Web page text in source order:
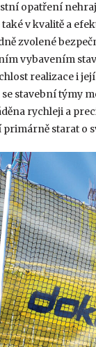
opatření
v kvalitě a
zvolené
vybavením
realizace i
stavební týmy
rychleji a
primárně starat o